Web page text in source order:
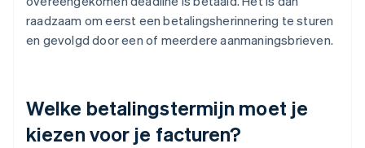
raadzaam om eerst een betalingsherinnering te sturen
en gevolgd door een of meerdere aanmaningsbrieven.
Welke betalingstermijn moet je
kiezen voor je facturen?